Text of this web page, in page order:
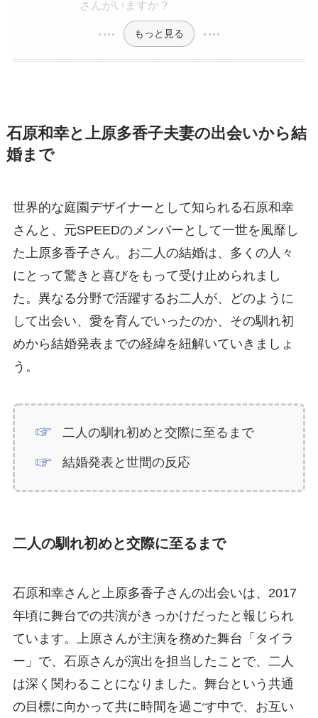
さんがいますか？
もっと見る
石原和幸と上原多香子夫妻の出会いから結
婚まで
世界的な庭園デザイナーとして知られる石原和幸
さんと、元SPEEDのメンバーとして一世を風靡し
た上原多香子さん。お二人の結婚は、多くの人々
にとって驚きと喜びをもって受け止められまし
た。異なる分野で活躍するお二人が、どのように
して出会い、愛を育んでいったのか、その馴れ初
めから結婚発表までの経緯を紐解いていきましょ
う。
二人の馴れ初めと交際に至るまで
結婚発表と世間の反応
二人の馴れ初めと交際に至るまで
石原和幸さんと上原多香子さんの出会いは、2017
年頃に舞台での共演がきっかけだったと報じられ
ています。上原さんが主演を務めた舞台「タイラ
ー」で、石原さんが演出を担当したことで、二人
は深く関わることになりました。舞台という共通
の目標に向かって共に時間を過ごす中で、お互い